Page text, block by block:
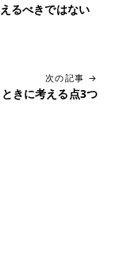
るべきではない
次の記事 →
きに考える点3つ